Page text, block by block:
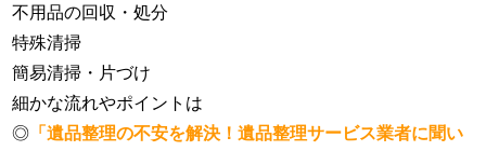
不用品の回収・処分
特殊清掃
簡易清掃・片づけ
細かな流れやポイントは
◎ 「遺品整理の不安を解決！遺品整理サービス業者に聞い